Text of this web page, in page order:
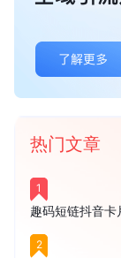
热门文章
1
趣码短链抖音
2